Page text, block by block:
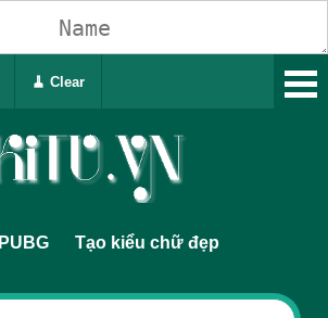
PUBG Tạo kiểu chữ đẹp
🧹 Clear